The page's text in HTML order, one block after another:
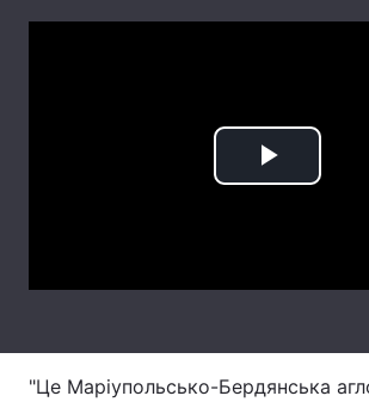
Play
"Це Маріупольсько-Бердянська